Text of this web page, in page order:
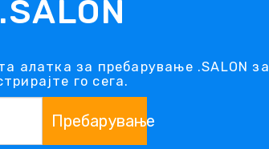
алатка за пребарување .SALON за
го сега.
Пребарување